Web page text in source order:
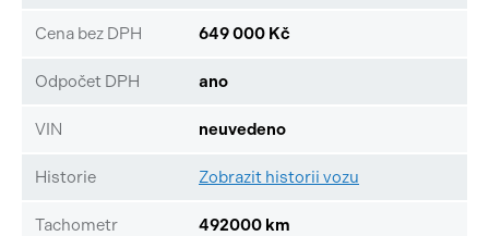
Cena bez DPH 649 000 Kč
Odpočet DPH ano
VIN neuvedeno
Historie Zobrazit historii vozu
Tachometr 492000 km